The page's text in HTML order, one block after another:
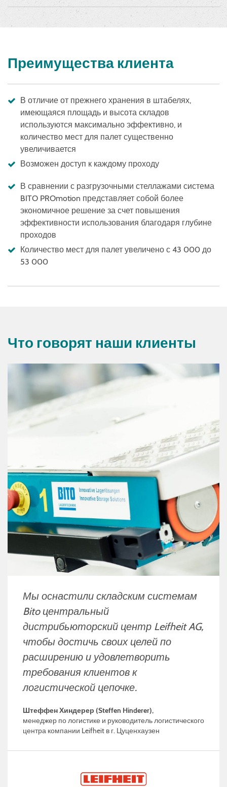
Преимущества клиента
В отличие от прежнего хранения в штабелях,
имеющаяся площадь и высота складов
используются максимально эффективно, и
количество мест для палет существенно
увеличивается
Возможен доступ к каждому проходу
В сравнении с разгрузочными стеллажами система
BITO PROmotion представляет собой более
экономичное решение за счет повышения
эффективности использования благодаря глубине
проходов
Количество мест для палет увеличено с 43 000 до
53 000
Что говорят наши клиенты
Мы оснастили складским системам
Bito центральный
дистрибьюторский центр Leifheit AG,
чтобы достичь своих целей по
расширению и удовлетворить
требования клиентов к
логистической цепочке.
Штеффен Хиндерер (Steffen Hinderer),
менеджер по логистике и руководитель логистического
центра компании Leifheit в г. Цуценхаузен